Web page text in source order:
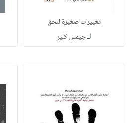
تغييرات صغيرة لتحق
لـجيمس كلير